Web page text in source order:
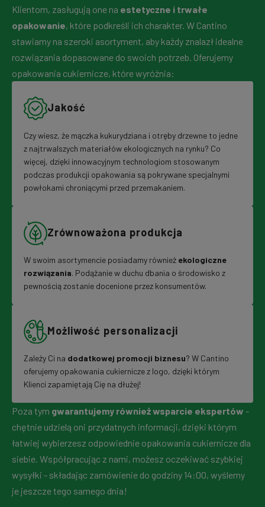
Klientom, zasługują one na estetyczne i trwałe
opakowanie, które podkreśli ich charakter. W Cantino
stawiamy na szeroki asortyment, aby każdy znalazł idealne
rozwiązania dopasowane do swoich potrzeb. Oferujemy
opakowania cukiernicze, które wyróżnia:
Jakość
Czy wiesz, że mączka kukurydziana i otręby drzewne to jedne
z najtrwalszych materiałów ekologicznych na rynku? Co
więcej, dzięki innowacyjnym technologiom stosowanym
podczas produkcji opakowania są pokrywane specjalnymi
powłokami chroniącymi przed przemakaniem.
Zrównoważona produkcja
W swoim asortymencie posiadamy również ekologiczne
rozwiązania. Podążanie w duchu dbania o środowisko z
pewnością zostanie docenione przez konsumentów.
Możliwość personalizacji
Zależy Ci na dodatkowej promocji biznesu? W Cantino
oferujemy opakowania cukiernicze z logo, dzięki którym
Klienci zapamiętają Cię na dłużej!
Poza tym gwarantujemy również wsparcie ekspertów -
chętnie udzielą oni przydatnych informacji, dzięki którym
łatwiej wybierzesz odpowiednie opakowania cukiernicze dla
siebie. Współpracując z nami, możesz oczekiwać szybkiej
wysyłki - składając zamówienie do godziny 14:00, wyślemy
je jeszcze tego samego dnia!